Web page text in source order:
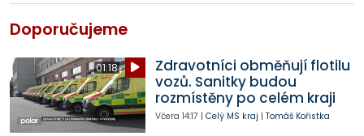
Doporučujeme
01:18
Zdravotníci obměňují flotilu
vozů. Sanitky budou
rozmístěny po celém kraji
Včera 14:17 | Celý MS kraj | Tomáš Kořistka